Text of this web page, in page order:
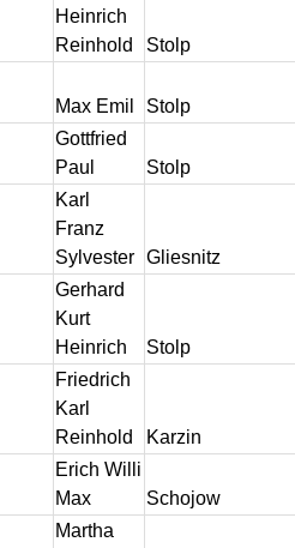
Heinrich
Reinhold
Stolp
Max Emil Stolp
Gottfried
Paul
Stolp
Karl
Franz
Sylvester Gliesnitz
Gerhard
Kurt
Heinrich
Stolp
Friedrich
Karl
Reinhold
Karzin
Erich Willi
Max
Schojow
Martha